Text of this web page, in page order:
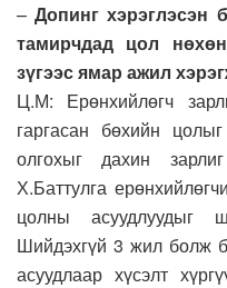
–Допинг хэрэглэсэн
тамирчдад цол
зүгээс ямар ажил
Ц.М: Ерөнхийлөгч
гаргасан бөхийн
олгохыг дахин
Х.Баттулга
цолны асуудлуудыг
Шийдэхгүй 3 жил болж
асуудлаар хүсэлт